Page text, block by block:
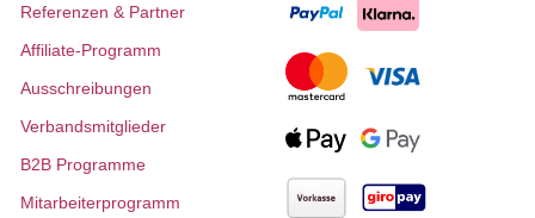
Referenzen & Partner
Affiliate-Programm
Ausschreibungen
Verbandsmitglieder
B2B Programme
Mitarbeiterprogramm